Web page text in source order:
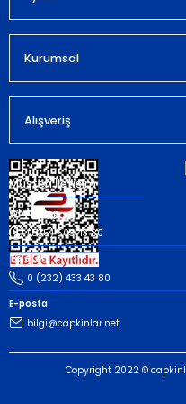
Kurumsal
Alışveriş
Müşteri İletişim
Whatsapp
(535) 503 43 80
Telefon
0 (232) 433 43 80
E-posta
bilgi@capkinlar.net
Copyright 2022 ©